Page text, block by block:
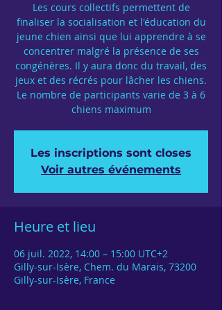
Les cours collectifs permettent de
finaliser la socialisation et l'éducation du
jeune chien ainsi que lui apprendre à se
concentrer malgré la présence de ses
congénères. Il y aura donc du travail, des
jeux et des récrés pour lâcher les chiens.
Le nombre de participants varie de 3 à 6
chiens maximum
Les inscriptions sont closes
Voir autres événements
Heure et lieu
06 juil. 2022, 14:00 – 15:00 UTC+2
Gilly-sur-Isère, Chem. du Marais, 73200
Gilly-sur-Isère, France